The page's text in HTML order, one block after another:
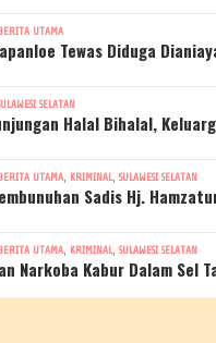
BERITA UTAMA
Tewas Diduga
SELATAN
Halal Bihalal,
BERITA UTAMA, KRIMINAL, SULAWESI SELATAN
Sadis Hj.
BERITA UTAMA, KRIMINAL, SULAWESI SELATAN
Narkoba Kabur Dalam Sel